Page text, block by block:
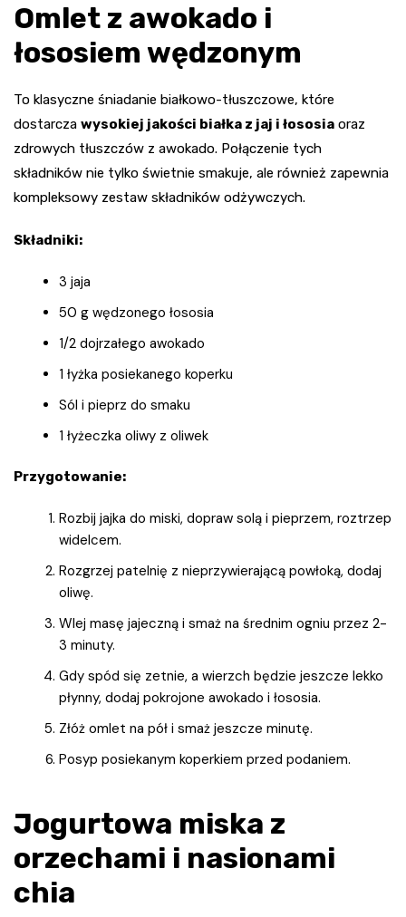
Omlet z awokado i
łososiem wędzonym
To klasyczne śniadanie białkowo-tłuszczowe, które
dostarcza wysokiej jakości białka z jaj i łososia oraz
zdrowych tłuszczów z awokado. Połączenie tych
składników nie tylko świetnie smakuje, ale również zapewnia
kompleksowy zestaw składników odżywczych.
Składniki:
3 jaja
50 g wędzonego łososia
1/2 dojrzałego awokado
1 łyżka posiekanego koperku
Sól i pieprz do smaku
1 łyżeczka oliwy z oliwek
Przygotowanie:
Rozbij jajka do miski, dopraw solą i pieprzem, roztrzep
widelcem.
Rozgrzej patelnię z nieprzywierającą powłoką, dodaj
oliwę.
Wlej masę jajeczną i smaż na średnim ogniu przez 2-
3 minuty.
Gdy spód się zetnie, a wierzch będzie jeszcze lekko
płynny, dodaj pokrojone awokado i łososia.
Złóż omlet na pół i smaż jeszcze minutę.
Posyp posiekanym koperkiem przed podaniem.
Jogurtowa miska z
orzechami i nasionami
chia